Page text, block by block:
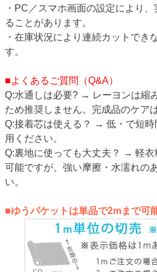
・PC／スマホ画面の設定により
ることがあります。
・在庫状況により連続カットでき
す。
■よくあるご質問（Q&A）
Q:水通しは必要? → レーヨンは縮
ため推奨しません。完成品のケア
Q:接着芯は使える？ → 低・で短
用ください。
Q:裏地に使っても大丈夫？ → 軽
可能ですが、強い摩擦・水濡れの
い。
■ゆうパケットは単品で2mまで可